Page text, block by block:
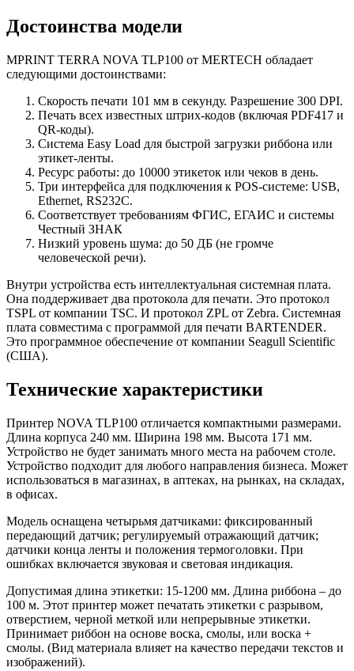
Достоинства модели
MPRINT TERRA NOVA TLP100 от MERTECH обладает
следующими достоинствами:
Скорость печати 101 мм в секунду. Разрешение 300 DPI.
Печать всех известных штрих-кодов (включая PDF417 и
QR-коды).
Система Easy Load для быстрой загрузки риббона или
этикет-ленты.
Ресурс работы: до 10000 этикеток или чеков в день.
Три интерфейса для подключения к POS-системе: USB,
Ethernet, RS232C.
Соответствует требованиям ФГИС, ЕГАИС и системы
Честный ЗНАК
Низкий уровень шума: до 50 ДБ (не громче
человеческой речи).
Внутри устройства есть интеллектуальная системная плата.
Она поддерживает два протокола для печати. Это протокол
TSPL от компании TSC. И протокол ZPL от Zebra. Системная
плата совместима с программой для печати BARTENDER.
Это программное обеспечение от компании Seagull Scientific
(США).
Технические характеристики
Принтер NOVA TLP100 отличается компактными размерами.
Длина корпуса 240 мм. Ширина 198 мм. Высота 171 мм.
Устройство не будет занимать много места на рабочем столе.
Устройство подходит для любого направления бизнеса. Может
использоваться в магазинах, в аптеках, на рынках, на складах,
в офисах.
Модель оснащена четырьмя датчиками: фиксированный
передающий датчик; регулируемый отражающий датчик;
датчики конца ленты и положения термоголовки. При
ошибках включается звуковая и световая индикация.
Допустимая длина этикетки: 15-1200 мм. Длина риббона – до
100 м. Этот принтер может печатать этикетки с разрывом,
отверстием, черной меткой или непрерывные этикетки.
Принимает риббон на основе воска, смолы, или воска +
смолы. (Вид материала влияет на качество передачи текстов и
изображений).